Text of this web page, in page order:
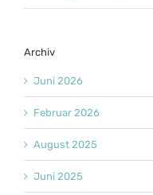
Archiv
Juni 2026
Februar 2026
August 2025
Juni 2025